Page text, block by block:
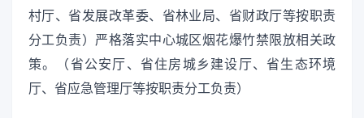
村厅、省发展改革委、省林业局、省财政厅等按职责
分工负责）严格落实中心城区烟花爆竹禁限放相关政
策。（省公安厅、省住房城乡建设厅、省生态环境
厅、省应急管理厅等按职责分工负责）